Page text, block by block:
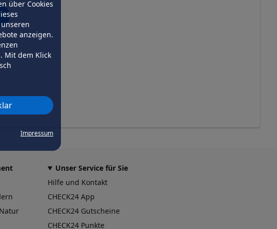
über Cookies
anzeigen.
Mit dem Klick
Impressum
Unser Service für Sie
Hilfe und Kontakt
CHECK24 App
CHECK24 Gutscheine
CHECK24 Punkte